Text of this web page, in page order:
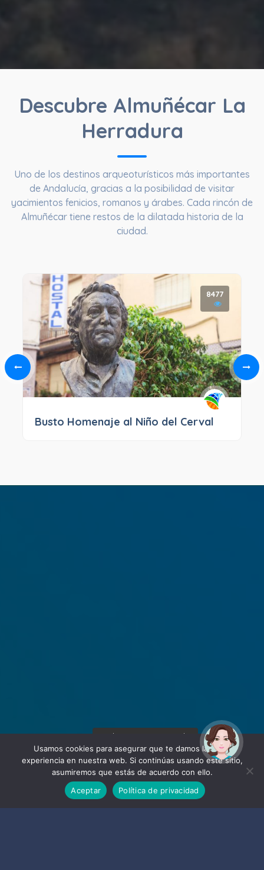
Descubre Almuñécar La
Herradura
Uno de los destinos arqueoturísticos más importantes
de Andalucía, gracias a la posibilidad de visitar
yacimientos fenicios, romanos y árabes. Cada rincón de
Almuñécar tiene restos de la dilatada historia de la
ciudad.
8477
Busto Homenaje al Niño del Cerval
Usamos cookies para asegurar que te damos la mejor
experiencia en nuestra web. Si continúas usando este sitio,
asumiremos que estás de acuerdo con ello.
Aceptar
Política de privacidad
¡Hola! Soy Noy. ¿Puedo
ayudarte?